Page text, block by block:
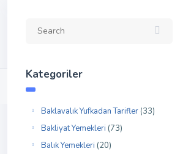
Kategoriler
Baklavalık Yufkadan Tarifler (33)
Bakliyat Yemekleri (73)
Balık Yemekleri (20)